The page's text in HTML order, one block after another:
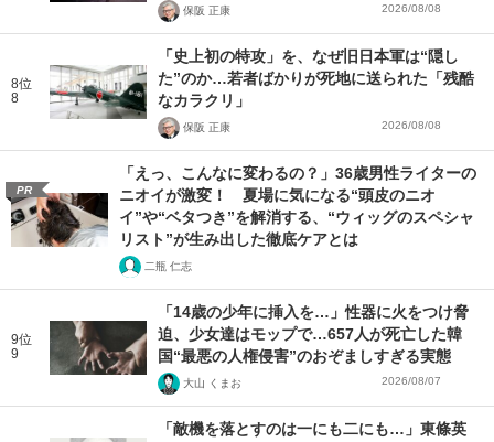
保阪 正康 2026/08/08
8位
8
「史上初の特攻」を、なぜ旧日本軍は“隠し
た”のか…若者ばかりが死地に送られた「残酷
なカラクリ」
保阪 正康 2026/08/08
PR
「えっ、こんなに変わるの？」36歳男性ライターの
ニオイが激変！ 夏場に気になる“頭皮のニオ
イ”や“ベタつき”を解消する、“ウィッグのスペシャ
リスト”が生み出した徹底ケアとは
二瓶 仁志
9位
9
「14歳の少年に挿入を…」性器に火をつけ脅
迫、少女達はモップで…657人が死亡した韓
国“最悪の人権侵害”のおぞましすぎる実態
大山 くまお 2026/08/07
「敵機を落とすのは一にも二にも…」東條英